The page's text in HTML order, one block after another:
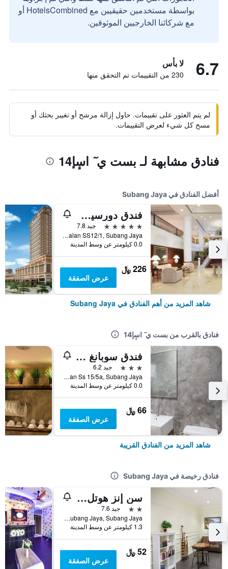
بواسطة مستخدمين حقيقيين مع HotelsCombined أو
مع شركائنا الخارجيين الموثوقين.
6.7 لا بأس
230 من التقييمات تم التحقق منها
لم يتم العثور على تقييمات. حاول إزالة مرشح أو تغيير بحثك أو
مسح كل شيء لعرض التقييمات.
فنادق مشابهة لـ بست ي ٓ اسٕإ14
أفضل الفنادق في Subang Jaya
فندق دورسيت غراند سوبانغ
5 نجوم
جيد 7.8
Jalan SS12/1, Subang Jaya, ماليزيا
0.0 كيلومتر عن وسط المدينة
226 ﷼
عرض الصفقة
شاهد المزيد من أهم الفنادق في Subang Jaya
فنادق بالقرب من بست ي ٓ اسٕإ14
فندق سوبانغ بارك
3 نجوم
جيد 6.2
No 143, Jalan Ss 15/5a, Subang Jaya, ماليزيا
0.0 كيلومتر عن وسط المدينة
66 ﷼
عرض الصفقة
شاهد المزيد من الفنادق القريبة
فنادق رخيصة في Subang Jaya
سن إنز هوتل سوبانج
2 نجمتين
جيد 7.6
No. 8, Jalan Usj 9/5T, Uep Subang Jaya, Subang Jaya, ماليزيا
1.3 كيلومتر عن وسط المدينة
52 ﷼
عرض الصفقة